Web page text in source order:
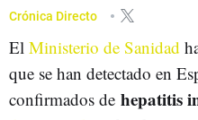
Crónica Directo
El Ministerio de Sanidad
que se han detectado en
confirmados de hepatitis